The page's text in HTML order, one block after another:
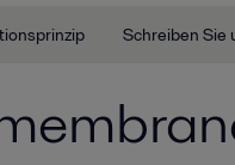
Schreiben Sie